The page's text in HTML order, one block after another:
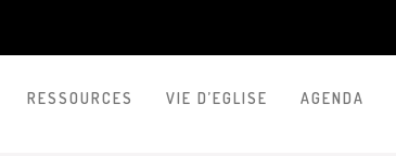
RESSOURCES VIE D’EGLISE AGENDA